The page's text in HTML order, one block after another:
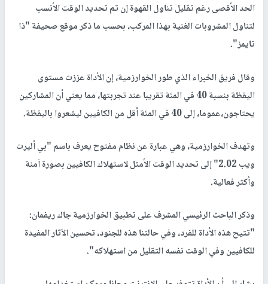
الحد الأقصى رغم تقليل تناول القهوة إن تم تحديد الوقت الأنسب
لتناول المشروبات الغنية بهذا المركب، بحسب ما ذكر موقع صحيفة "ذا
تايمز".
وقال فريق الخبراء الذي طور الخوارزمية، إن الأداة عززت مستوى
اليقظة بنسبة 40 في المئة تقريبا عند تجربتها، مما يعني أن المشاركين
يحتاجون،عموما، إلى 40 في المئة أقل من الكافيين ليشعروا باليقظة.
وتهدف الخوارزمية، وهي عبارة عن نظام مفتوح يعرف باسم "بي أليرت
ويب 2.02" إلى تحديد الوقت الأمثل لاستهلاك الكافيين بصورة آمنة
وأكثر فعالية.
وذكر الباحث الرئيسي المشرف على تطبيق الخوارزمية جاك ريفمان:
"تتيح هذه الأداة للفرد، وفي حالتنا هذه للجنود، تحسين الآثار المفيدة
للكافيين وفي الوقت نفسه التقليل من استهلاكه".